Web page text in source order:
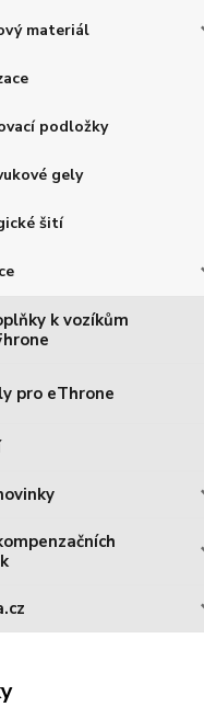
materiál
podložky
gely
šití
k vozíkům
pro eThrone